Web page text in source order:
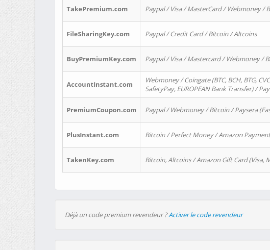
TakePremium.com Paypal / Visa / MasterCard / Webmoney /
FileSharingKey.com Paypal / Credit Card / Bitcoin / Altcoins
BuyPremiumKey.com Paypal / Visa / Mastercard / Webmoney /
AccountInstant.com
Webmoney / Coingate (BTC, BCH, BTG,
SafetyPay, EUROPEAN Bank Transfer) /
PremiumCoupon.com Paypal / Webmoney / Bitcoin / Paysera
PlusInstant.com Bitcoin / Perfect Money / Amazon
TakenKey.com Bitcoin, Altcoins / Amazon Gift Card (Visa,
Déjà un code premium revendeur ?Activer le code revendeur